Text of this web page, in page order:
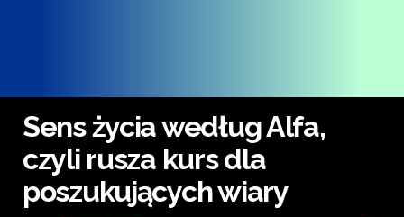
Sens życia według Alfa,
czyli rusza kurs dla
poszukujących wiary